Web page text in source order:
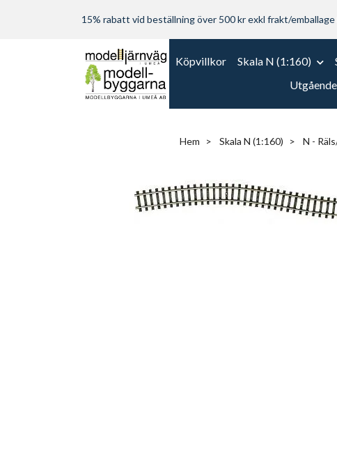
15% rabatt vid beställning över 500 kr exkl frakt/
Köpvillkor Skala N (1:160)
Hem Skala N (1:160) N -